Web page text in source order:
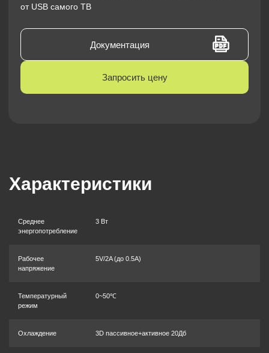
от USB самого ТВ
Документация
Запросить цену
Характеристики
Среднее
энергопотребление
3 Вт
Рабочее
напряжение
5V/2A (до 0.5A)
Температурный
режим
0~50℃
Охлаждение 3D пассивное+активное 20Дб